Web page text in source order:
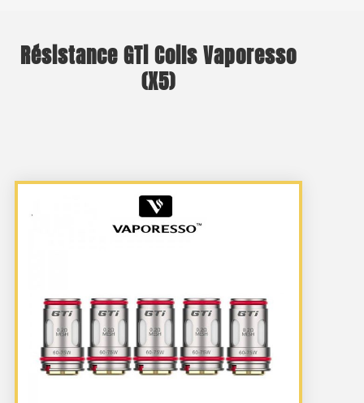
Résistance GTi Coils Vaporesso
(X5)